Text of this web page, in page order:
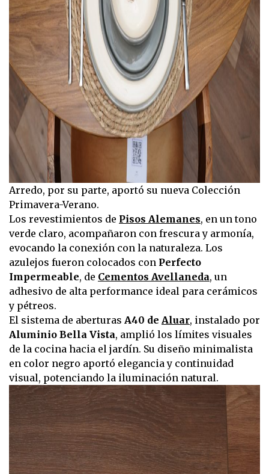
Arredo, por su parte, aportó su nueva Colección
Primavera-Verano.
Los revestimientos de Pisos Alemanes, en un tono
verde claro, acompañaron con frescura y armonía,
evocando la conexión con la naturaleza. Los
azulejos fueron colocados con Perfecto
Impermeable, de Cementos Avellaneda, un
adhesivo de alta performance ideal para cerámicos
y pétreos.
El sistema de aberturas A40 de Aluar, instalado por
Aluminio Bella Vista, amplió los límites visuales
de la cocina hacia el jardín. Su diseño minimalista
en color negro aportó elegancia y continuidad
visual, potenciando la iluminación natural.